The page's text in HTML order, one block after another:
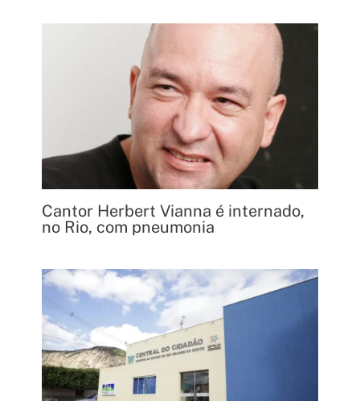
Cantor Herbert Vianna é internado,
no Rio, com pneumonia